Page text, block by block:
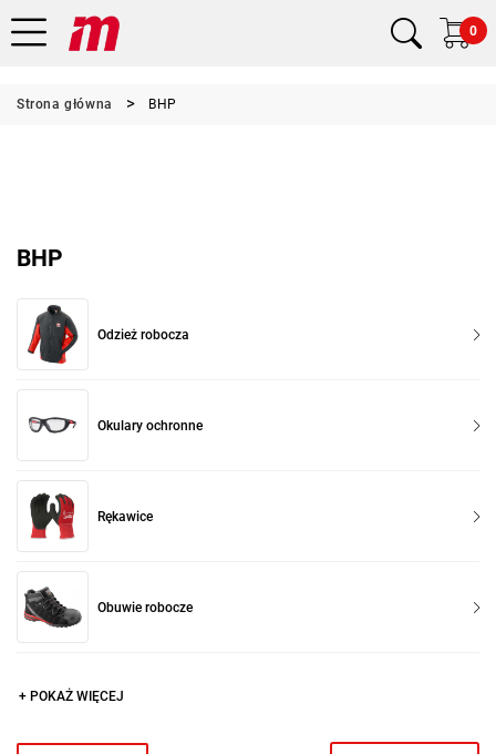
0
Strona główna BHP
BHP
Odzież robocza
Okulary ochronne
Rękawice
Obuwie robocze
+ POKAŻ WIĘCEJ